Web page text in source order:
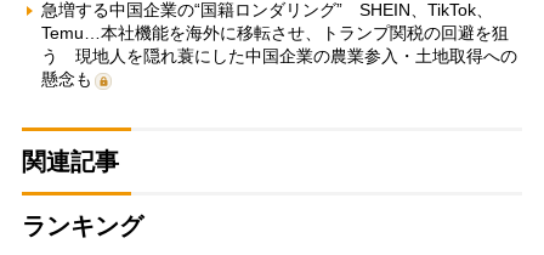
急増する中国企業の“国籍ロンダリング” SHEIN、TikTok、
Temu…本社機能を海外に移転させ、トランプ関税の回避を狙
う 現地人を隠れ蓑にした中国企業の農業参入・土地取得への
懸念も
関連記事
ランキング